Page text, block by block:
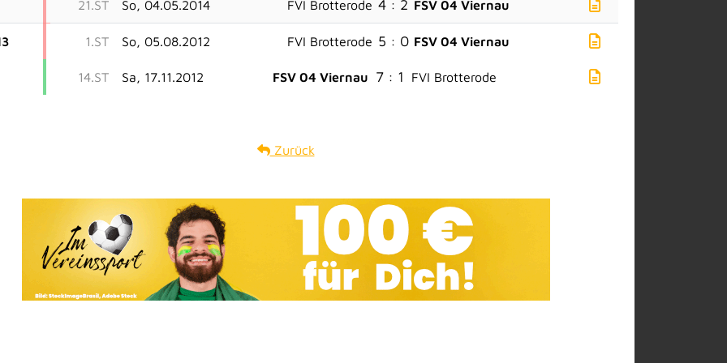
21.ST So, 04.05.2014 FVI Brotterode 4 : 2 FSV 04 Viernau
1.ST So, 05.08.2012 FVI Brotterode 5 : 0 FSV 04 Viernau
14.ST Sa, 17.11.2012 FSV 04 Viernau 7 : 1 FVI Brotterode
Zurück